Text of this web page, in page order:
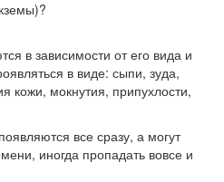
в зависимости от его вида и
в виде: сыпи, зуда,
кожи, мокнутия, припухлости,
все сразу, а могут
иногда пропадать вовсе и